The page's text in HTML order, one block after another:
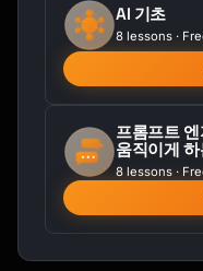
State: Many
contributions
        (if using in-state plan)
CONTRIBUTION
────────────────
Annual gift
beneficiary per
AI 기초
8 lessons ·
프롬프트
움직이게
8 lessons ·